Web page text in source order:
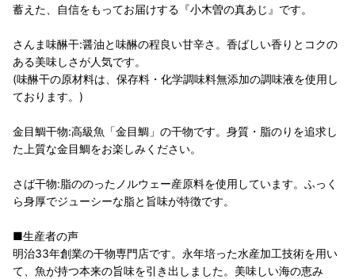
蓄えた、自信をもってお届けする『小木曽の真あじ』です。
さんま味醂干:醤油と味醂の程良い甘辛さ。香ばしい香りとコクの
ある美味しさが人気です。
(味醂干の原材料は、保存料・化学調味料無添加の調味液を使用し
ております。)
金目鯛干物:高級魚「金目鯛」の干物です。身質・脂のりを追求し
た上質な金目鯛をお楽しみください。
さば干物:脂ののったノルウェー産原料を使用しています。ふっく
ら身厚でジューシーな脂と旨味が特徴です。
■生産者の声
明治33年創業の干物専門店です。永年培った水産加工技術を用い
て、魚が持つ本来の旨味を引き出しました。美味しい海の恵み